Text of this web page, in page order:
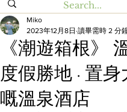
《潮遊箱根》
度假勝地 · 置
嘅溫泉酒店
Miko
2023年12月8日 讀畢需時 2 分